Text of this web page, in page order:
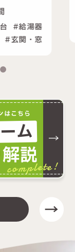
キッチン
はこちら
ム
説
complete!